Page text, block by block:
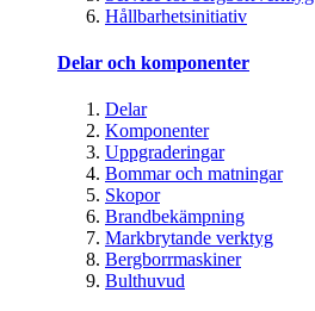
Hållbarhetsinitiativ
Delar och komponenter
Delar
Komponenter
Uppgraderingar
Bommar och matningar
Skopor
Brandbekämpning
Markbrytande verktyg
Bergborrmaskiner
Bulthuvud